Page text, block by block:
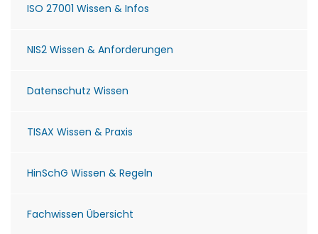
ISO 27001 Wissen & Infos
NIS2 Wissen & Anforderungen
Datenschutz Wissen
TISAX Wissen & Praxis
HinSchG Wissen & Regeln
Fachwissen Übersicht